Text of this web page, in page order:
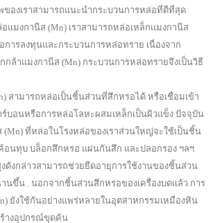
ของเราสามารถแนะนำกระบวนการหล่อที่ดีที่สุด
แมงกานีส (Mn) เราสามารถหล่อเหล็กแมงกานีส
ารลงทุนและกระบวนการหล่อทราย เนื่องจาก
ล้าแมงกานีส (Mn) กระบวนการหล่อทรายจึงเป็นวิธี
สามารถหล่อเป็นชิ้นส่วนที่สึกหรอได้ หรือเชื่อมเข้า
บอนหรือการหล่อโลหะผสมเหล็กเป็นผิวแข็ง ปัจจุบัน
(Mn) ที่หล่อในโรงหล่อของเราส่วนใหญ่จะใช้เป็นชิ้น
อนทุบ บล็อกสึกหรอ แผ่นกันสึก และปลอกรอง ฯลฯ
งกล่าวสามารถช่วยยืดอายุการใช้งานของชิ้นส่วน
นขึ้น . นอกจากชิ้นส่วนสึกหรอของเครื่องบดแล้ว การ
ยังใช้กันอย่างแพร่หลายในอุตสาหกรรมเหมืองหิน
างอุปกรณ์ขุดค้น